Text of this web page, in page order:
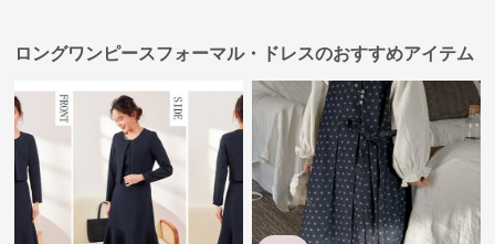
ロングワンピースフォーマル・ドレスのおすすめアイテム